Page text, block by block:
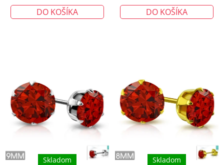
DO KOŠÍKA DO KOŠÍKA
Skladom Skladom